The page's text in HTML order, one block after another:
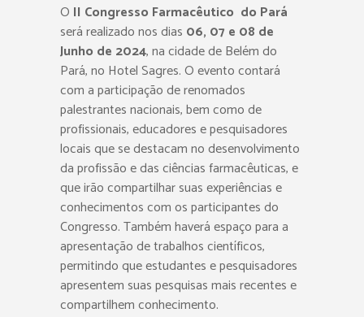
O II Congresso Farmacêutico do Pará
será realizado nos dias 06, 07 e 08 de
Junho de 2024, na cidade de Belém do
Pará, no Hotel Sagres. O evento contará
com a participação de renomados
palestrantes nacionais, bem como de
profissionais, educadores e pesquisadores
locais que se destacam no desenvolvimento
da profissão e das ciências farmacêuticas, e
que irão compartilhar suas experiências e
conhecimentos com os participantes do
Congresso. Também haverá espaço para a
apresentação de trabalhos científicos,
permitindo que estudantes e pesquisadores
apresentem suas pesquisas mais recentes e
compartilhem conhecimento.